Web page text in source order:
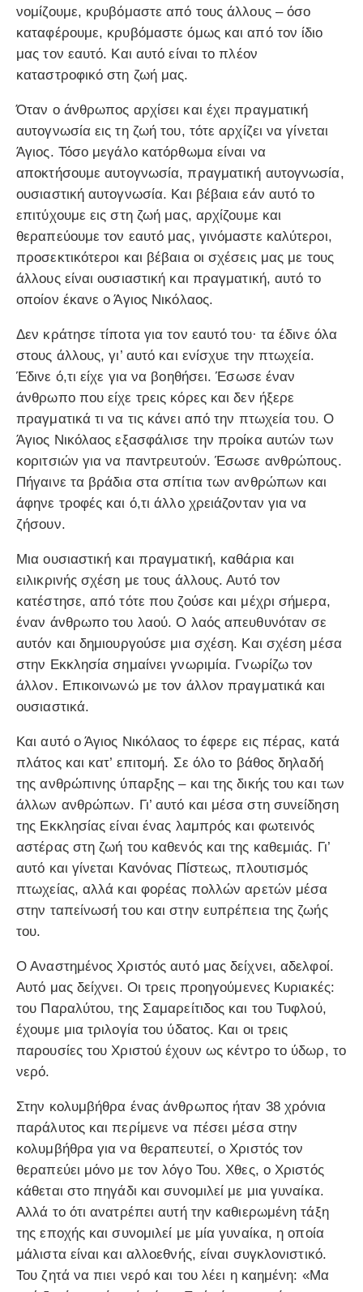
νομίζουμε, κρυβόμαστε από τους άλλους – όσο
καταφέρουμε, κρυβόμαστε όμως και από τον ίδιο
μας τον εαυτό. Και αυτό είναι το πλέον
καταστροφικό στη ζωή μας.
Όταν ο άνθρωπος αρχίσει και έχει πραγματική
αυτογνωσία εις τη ζωή του, τότε αρχίζει να γίνεται
Άγιος. Τόσο μεγάλο κατόρθωμα είναι να
αποκτήσουμε αυτογνωσία, πραγματική αυτογνωσία,
ουσιαστική αυτογνωσία. Και βέβαια εάν αυτό το
επιτύχουμε εις στη ζωή μας, αρχίζουμε και
θεραπεύουμε τον εαυτό μας, γινόμαστε καλύτεροι,
προσεκτικότεροι και βέβαια οι σχέσεις μας με τους
άλλους είναι ουσιαστική και πραγματική, αυτό το
οποίον έκανε ο Άγιος Νικόλαος.
Δεν κράτησε τίποτα για τον εαυτό του· τα έδινε όλα
στους άλλους, γι’ αυτό και ενίσχυε την πτωχεία.
Έδινε ό,τι είχε για να βοηθήσει. Έσωσε έναν
άνθρωπο που είχε τρεις κόρες και δεν ήξερε
πραγματικά τι να τις κάνει από την πτωχεία του. Ο
Άγιος Νικόλαος εξασφάλισε την προίκα αυτών των
κοριτσιών για να παντρευτούν. Έσωσε ανθρώπους.
Πήγαινε τα βράδια στα σπίτια των ανθρώπων και
άφηνε τροφές και ό,τι άλλο χρειάζονταν για να
ζήσουν.
Μια ουσιαστική και πραγματική, καθάρια και
ειλικρινής σχέση με τους άλλους. Αυτό τον
κατέστησε, από τότε που ζούσε και μέχρι σήμερα,
έναν άνθρωπο του λαού. Ο λαός απευθυνόταν σε
αυτόν και δημιουργούσε μια σχέση. Και σχέση μέσα
στην Εκκλησία σημαίνει γνωριμία. Γνωρίζω τον
άλλον. Επικοινωνώ με τον άλλον πραγματικά και
ουσιαστικά.
Και αυτό ο Άγιος Νικόλαος το έφερε εις πέρας, κατά
πλάτος και κατ’ επιτομή. Σε όλο το βάθος δηλαδή
της ανθρώπινης ύπαρξης – και της δικής του και των
άλλων ανθρώπων. Γι’ αυτό και μέσα στη συνείδηση
της Εκκλησίας είναι ένας λαμπρός και φωτεινός
αστέρας στη ζωή του καθενός και της καθεμιάς. Γι’
αυτό και γίνεται Κανόνας Πίστεως, πλουτισμός
πτωχείας, αλλά και φορέας πολλών αρετών μέσα
στην ταπείνωσή του και στην ευπρέπεια της ζωής
του.
Ο Αναστημένος Χριστός αυτό μας δείχνει, αδελφοί.
Αυτό μας δείχνει. Οι τρεις προηγούμενες Κυριακές:
του Παραλύτου, της Σαμαρείτιδος και του Τυφλού,
έχουμε μια τριλογία του ύδατος. Και οι τρεις
παρουσίες του Χριστού έχουν ως κέντρο το ύδωρ, το
νερό.
Στην κολυμβήθρα ένας άνθρωπος ήταν 38 χρόνια
παράλυτος και περίμενε να πέσει μέσα στην
κολυμβήθρα για να θεραπευτεί, ο Χριστός τον
θεραπεύει μόνο με τον λόγο Του. Χθες, ο Χριστός
κάθεται στο πηγάδι και συνομιλεί με μια γυναίκα.
Αλλά το ότι ανατρέπει αυτή την καθιερωμένη τάξη
της εποχής και συνομιλεί με μία γυναίκα, η οποία
μάλιστα είναι και αλλοεθνής, είναι συγκλονιστικό.
Του ζητά να πιει νερό και του λέει η καημένη: «Μα